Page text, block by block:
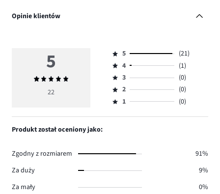
Opinie klientów
5
Średnia
ocena
22
Ocena
5,
ilość
głosów
21.
5
(21)
Ocena
4,
ilość
głosów
4
(1)
Ocena
3,
ilość
3
(0)
Ocena
2,
2
(0)
Ocena
1,
1 (0)
Produkt został oceniony jako:
Zgodny z rozmiarem
91%
Za duży
9%
Za mały
0%